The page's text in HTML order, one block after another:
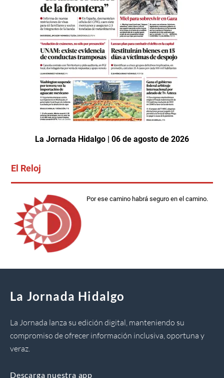
La Jornada Hidalgo | 06 de agosto de 2026
El Reloj
Por ese camino habrá seguro en el camino.
La Jornada Hidalgo
La Jornada lanza su edición digital, manteniendo su
compromiso de ofrecer información inclusiva, oportuna y
veraz.
Descarga nuestra app